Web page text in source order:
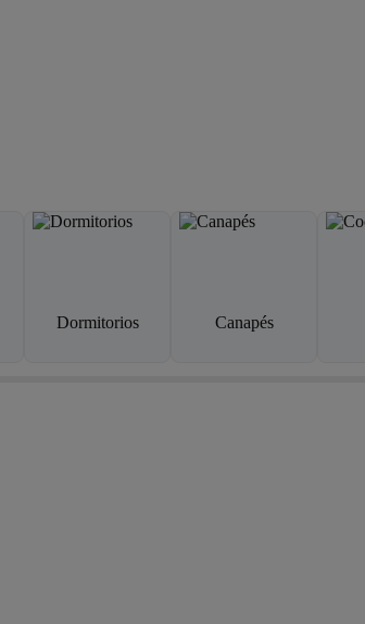
Dormitorios Canapés